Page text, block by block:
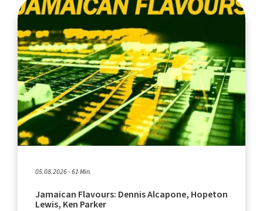
05.08.2026 - 61 Min.
Jamaican Flavours: Dennis Alcapone, Hopeton
Lewis, Ken Parker